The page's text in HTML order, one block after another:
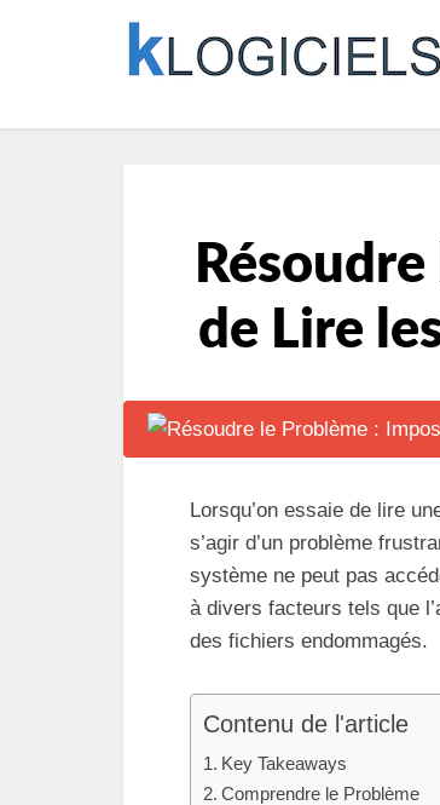
de Lire
Lorsqu’on essaie de lire
s’agir d’un problème
système ne peut pas
à divers facteurs tels que
des fichiers endommagés.
Contenu de l'article
Key Takeaways
Comprendre le Problème